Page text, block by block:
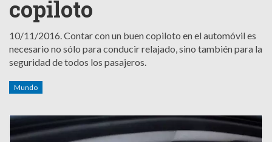
copiloto
10/11/2016.Contar con un buen copiloto en el automóvil es
necesario no sólo para conducir relajado, sino también para la
seguridad de todos los pasajeros.
Mundo